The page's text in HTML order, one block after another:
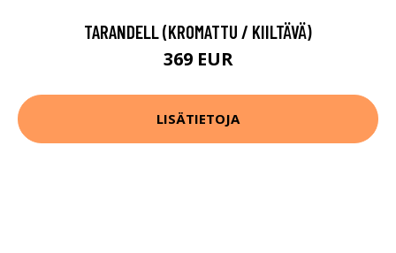
TARANDELL (KROMATTU / KIILTÄVÄ)
369 EUR
LISÄTIETOJA